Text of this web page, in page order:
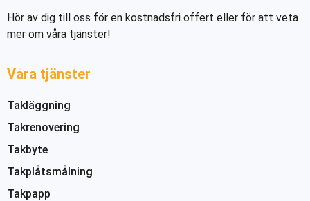
Hör av dig till oss för en kostnadsfri offert eller för att veta
mer om våra tjänster!
Våra tjänster
Takläggning
Takrenovering
Takbyte
Takplåtsmålning
Takpapp